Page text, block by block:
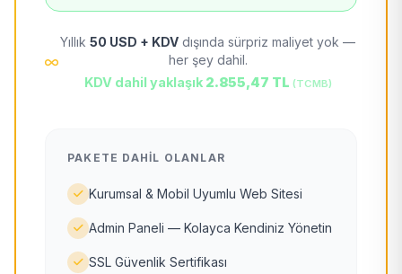
Yıllık 50 USD + KDV dışında sürpriz maliyet yok —
her şey dahil.
KDV dahil yaklaşık 2.855,47 TL (TCMB)
PAKETE DAHIL OLANLAR
Kurumsal & Mobil Uyumlu Web Sitesi
Admin Paneli — Kolayca Kendiniz Yönetin
SSL Güvenlik Sertifikası